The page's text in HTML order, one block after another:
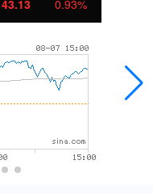
43.13 0.93%